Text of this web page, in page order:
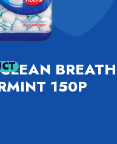
BREATH
150P